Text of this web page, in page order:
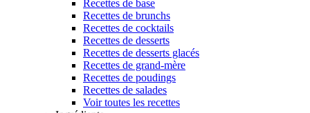
Recettes de base
Recettes de brunchs
Recettes de cocktails
Recettes de desserts
Recettes de desserts glacés
Recettes de grand-mère
Recettes de poudings
Recettes de salades
Voir toutes les recettes